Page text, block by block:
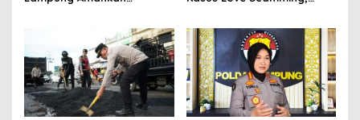
Amunisi Serahan
Masyarakat